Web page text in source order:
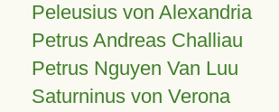
Peleusius von Alexandria
Petrus Andreas Challiau
Petrus Nguyen Van Luu
Saturninus von Verona